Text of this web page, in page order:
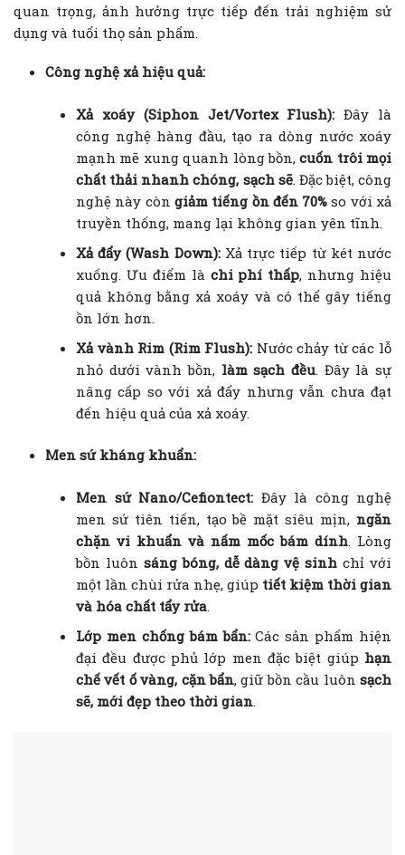
quan trọng, ảnh hưởng trực tiếp đến trải nghiệm sử
dụng và tuổi thọ sản phẩm.
Công nghệ xả hiệu quả:
Xả xoáy (Siphon Jet/Vortex Flush): Đây là
công nghệ hàng đầu, tạo ra dòng nước xoáy
mạnh mẽ xung quanh lòng bồn,cuốn trôi mọi
chất thải nhanh chóng, sạch sẽ. Đặc biệt, công
nghệ này còn giảm tiếng ồn đến 70% so với xả
truyền thống, mang lại không gian yên tĩnh.
Xả đẩy (Wash Down):Xả trực tiếp từ két nước
xuống. Ưu điểm là chi phí thấp, nhưng hiệu
quả không bằng xả xoáy và có thể gây tiếng
ồn lớn hơn.
Xả vành Rim (Rim Flush): Nước chảy từ các lỗ
nhỏ dưới vành bồn, làm sạch đều. Đây là sự
nâng cấp so với xả đẩy nhưng vẫn chưa đạt
đến hiệu quả của xả xoáy.
Men sứ kháng khuẩn:
Men sứ Nano/Cefiontect: Đây là công nghệ
men sứ tiên tiến, tạo bề mặt siêu mịn, ngăn
chặn vi khuẩn và nấm mốc bám dính. Lòng
bồn luôn sáng bóng, dễ dàng vệ sinh chỉ với
một lần chùi rửa nhẹ, giúp tiết kiệm thời gian
và hóa chất tẩy rửa.
Lớp men chống bám bẩn:Các sản phẩm hiện
đại đều được phủ lớp men đặc biệt giúp hạn
chế vết ố vàng, cặn bẩn, giữ bồn cầu luôn sạch
sẽ, mới đẹp theo thời gian.